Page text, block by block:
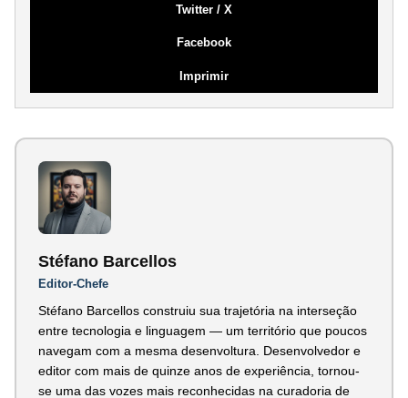
Twitter / X
Facebook
Imprimir
Stéfano Barcellos
Editor-Chefe
Stéfano Barcellos construiu sua trajetória na interseção
entre tecnologia e linguagem — um território que poucos
navegam com a mesma desenvoltura. Desenvolvedor e
editor com mais de quinze anos de experiência, tornou-
se uma das vozes mais reconhecidas na curadoria de